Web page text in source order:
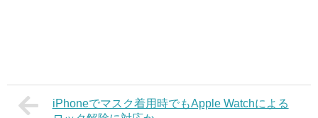
iPhoneでマスク着用時でもApple Watchによる